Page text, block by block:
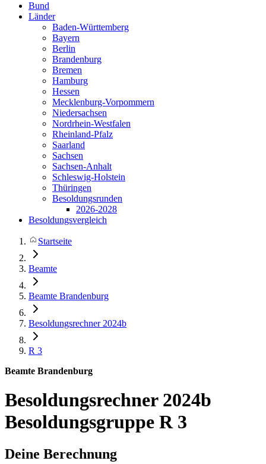
Bund
Länder
Baden-Württemberg
Bayern
Berlin
Brandenburg
Bremen
Hamburg
Hessen
Mecklenburg-Vorpommern
Niedersachsen
Nordrhein-Westfalen
Rheinland-Pfalz
Saarland
Sachsen
Sachsen-Anhalt
Schleswig-Holstein
Thüringen
Besoldungsrunden
2026-2028
Besoldungsvergleich
Startseite
Beamte
Beamte Brandenburg
Besoldungsrechner 2024b
R 3
Beamte Brandenburg
Besoldungsrechner 2024b
Besoldungsgruppe R 3
Deine Berechnung